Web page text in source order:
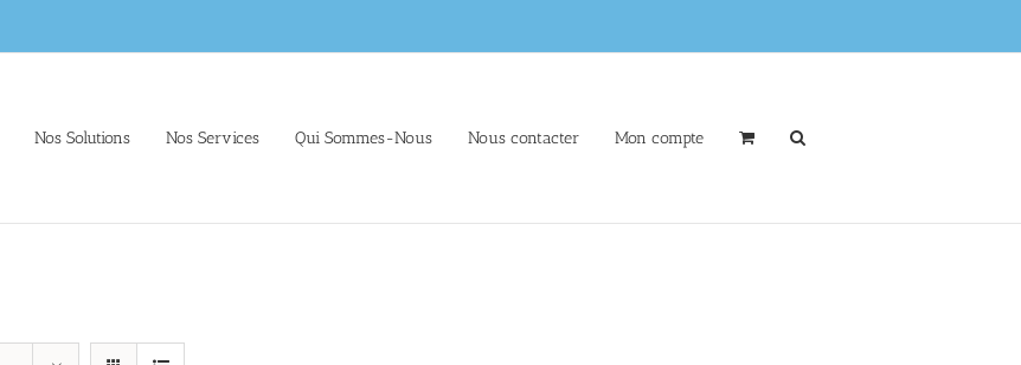
Nos Solutions Nos Services Qui Sommes-Nous Nous contacter Mon compte